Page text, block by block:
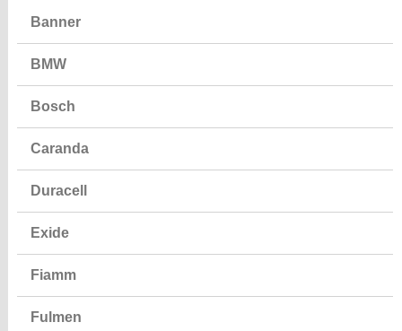
Banner
BMW
Bosch
Caranda
Duracell
Exide
Fiamm
Fulmen